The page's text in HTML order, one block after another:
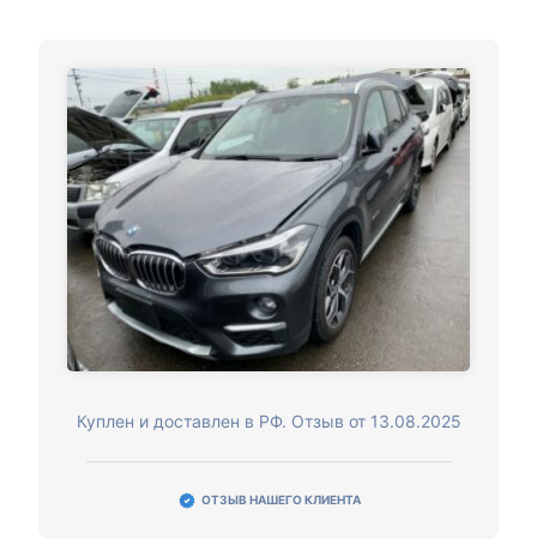
Куплен и доставлен в РФ. Отзыв от 13.08.2025
ОТЗЫВ НАШЕГО КЛИЕНТА